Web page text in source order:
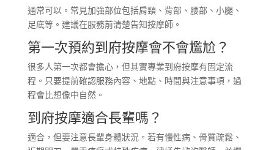
通常可以。常見加強部位包括肩頸、背部、腰部、小腿、
足底等。建議在服務前清楚告知按摩師。
第一次預約到府按摩會不會尷尬？
很多人第一次都會擔心，但其實專業到府按摩有固定流
程。只要提前確認服務內容、地點、時間與注意事項，過
程會比想像中自然。
到府按摩適合長輩嗎？
適合，但要注意長輩身體狀況。若有慢性病、骨質疏鬆、